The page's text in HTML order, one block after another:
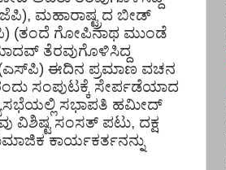
ಮಹಾರಾಷ್ಟ್ರದ ಬೀಡ್
(ತಂದೆ ಗೋಪಿನಾಥ ಮುಂಡೆ
ತೆರವುಗೊಳಿಸಿದ್ದ
(ಎಸ್​ಪಿ) ಈದಿನ ಪ್ರಮಾಣ ವಚನ
ಸಂಪುಟಕ್ಕೆ ಸೇರ್ಪಡೆಯಾದ
ಸಭಾಪತಿ ಹಮೀದ್
ವಿಶಿಷ್ಟ ಸಂಸತ್ ಪಟು, ದಕ್ಷ
ಕಾರ್ಯಕರ್ತನನ್ನು